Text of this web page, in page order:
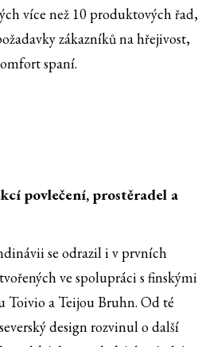
více než 10 produktových řad,
zákazníků na hřejivost,
spaní.
povlečení, prostěradel a
se odrazil i v prvních
ve spolupráci s finskými
Toivio a Teijou Bruhn. Od té
design rozvinul o další